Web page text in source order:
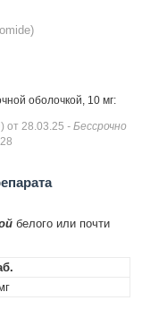
оболочкой, 10 мг:
28.03.25 - Бессрочно
белого или почти